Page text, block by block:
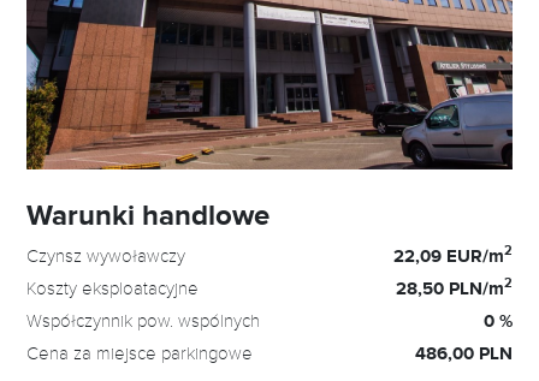
Warunki handlowe
Czynsz wywoławczy 22,09 EUR/m2
Koszty eksploatacyjne 28,50 PLN/m2
Współczynnik pow. wspólnych 0 %
Cena za miejsce parkingowe 486,00 PLN